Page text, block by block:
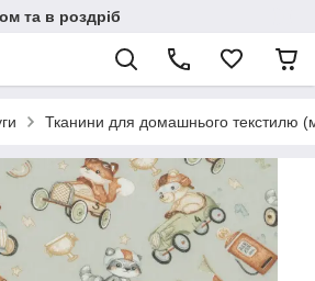
та в роздріб
Тканини для домашнього текстилю